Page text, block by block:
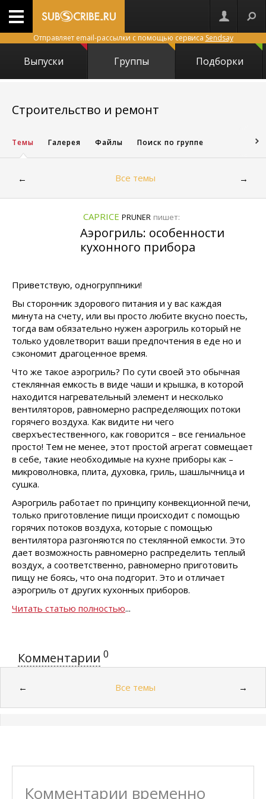
Отправляет email-рассылки с помощью сервиса Sendsay
Выпуски Группы Подборки
Строительство и ремонт
Темы Галерея Файлы Поиск по группе
← Все темы →
CAPRICE PRUNER пишет:
Аэрогриль: особенности
кухонного прибора
Приветствую, одногруппники!
Вы сторонник здорового питания и у вас каждая
минута на счету, или вы просто любите вкусно поесть,
тогда вам обязательно нужен аэрогриль который не
только удовлетворит ваши предпочтения в еде но и
сэкономит драгоценное время.
Что же такое аэрогриль? По сути своей это обычная
стеклянная емкость в виде чаши и крышка, в которой
находится нагревательный элемент и несколько
вентиляторов, равномерно распределяющих потоки
горячего воздуха. Как видите ни чего
сверхъестественного, как говорится – все гениальное
просто! Тем не менее, этот простой агрегат совмещает
в себе, такие необходимые на кухне приборы как –
микроволновка, плита, духовка, гриль, шашлычница и
сушка.
Аэрогриль работает по принципу конвекционной печи,
только приготовление пищи происходит с помощью
горячих потоков воздуха, которые с помощью
вентилятора разгоняются по стеклянной емкости. Это
дает возможность равномерно распределить теплый
воздух, а соответственно, равномерно приготовить
пищу не боясь, что она подгорит. Это и отличает
аэрогриль от других кухонных приборов.
Читать статью полностью...
Комментарии 0
← Все темы →
Комментарии временно